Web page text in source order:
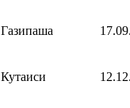
Газипаша
Кутаиси